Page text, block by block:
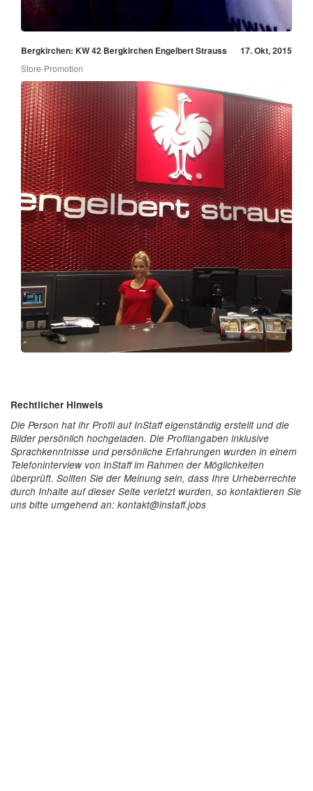
Bergkirchen: KW 42 Bergkirchen Engelbert Strauss 17. Okt, 2015
Store-Promotion
Rechtlicher Hinweis
Die Person hat ihr Profil auf InStaff eigenständig erstellt und die
Bilder persönlich hochgeladen. Die Profilangaben inklusive
Sprachkenntnisse und persönliche Erfahrungen wurden in einem
Telefoninterview von InStaff im Rahmen der Möglichkeiten
überprüft. Sollten Sie der Meinung sein, dass Ihre Urheberrechte
durch Inhalte auf dieser Seite verletzt wurden, so kontaktieren Sie
uns bitte umgehend an: kontakt@instaff.jobs